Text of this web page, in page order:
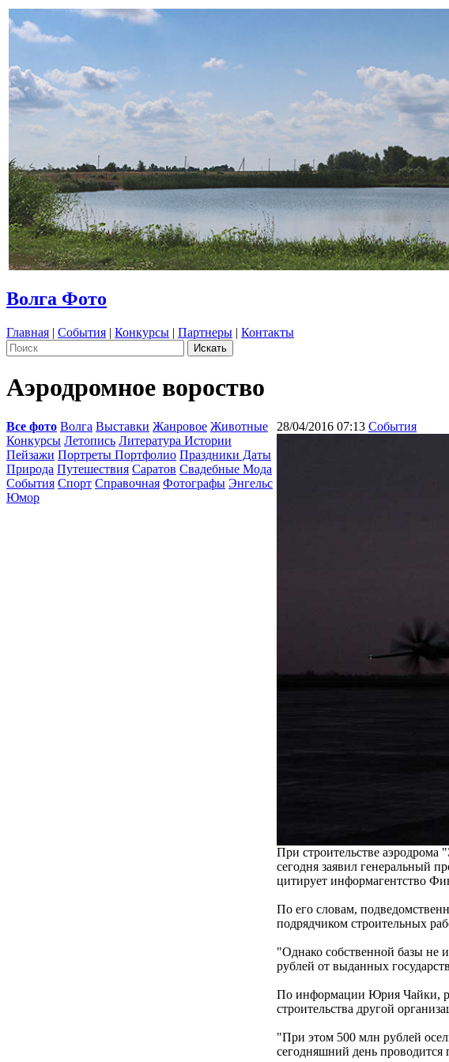
Волга Фото
Главная | События | Конкурсы | Партнеры | Контакты
Аэродромное вороство
Все фото Волга Выставки Жанровое Животные
Конкурсы Летопись Литература Истории
Пейзажи Портреты Портфолио Праздники Даты
Природа Путешествия Саратов Свадебные Мода
События Спорт Справочная Фотографы Энгельс
Юмор
28/04/2016 07:13 События
При строительстве
сегодня заявил генеральный
цитирует информагентство
По его словам,
подрядчиком строительных
"Однако собственной базы не
рублей от выданных
По информации Юрия Чайки,
строительства другой
"При этом 500 млн рублей
сегодняшний день проводится